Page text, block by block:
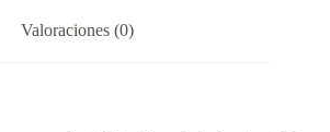
Valoraciones (0)